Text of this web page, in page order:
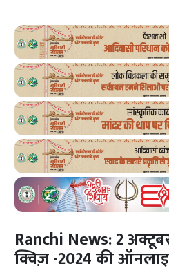
Ranchi News: 2
क्विज़ -2024 की